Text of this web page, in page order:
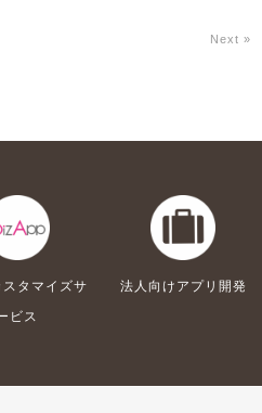
Next »
スタマイズサ
ビス
法人向けアプリ開発